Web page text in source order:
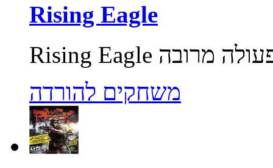
Rising Eagle
משחקים להורדה